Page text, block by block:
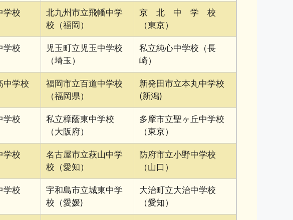
学校
北九州市立飛幡中学
校（福岡）
京 北 中 学 校
（東京）
学校
児玉町立児玉中学校
（埼玉）
私立純心中学校（長
崎）
中学校
福岡市立百道中学校
（福岡県）
新発田市立本丸中学校
(新潟)
学校
私立樟蔭東中学校
（大阪府）
多摩市立聖ヶ丘中学校
（東京）
学校
名古屋市立萩山中学
校（愛知）
防府市立小野中学校
（山口）
学校
宇和島市立城東中学
校（愛媛)
大治町立大治中学校
（愛知）